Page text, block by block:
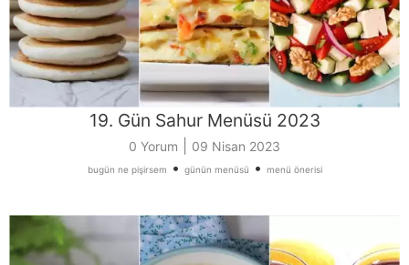
19. Gün Sahur Menüsü 2023
0 Yorum 09 Nisan 2023
bugün ne pişirsem • günün menüsü • menü önerisi